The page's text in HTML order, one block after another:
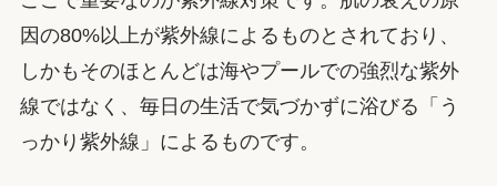
因の80%以上が紫外線によるものとされており、
しかもそのほとんどは海やプールでの強烈な紫外
線ではなく、毎日の生活で気づかずに浴びる「う
っかり紫外線」によるものです。